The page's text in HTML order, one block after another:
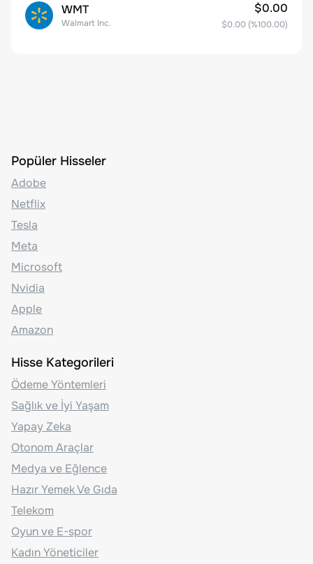
WMT
Walmart Inc.
$0.00
$0.00 (%100.00)
Popüler Hisseler
Adobe
Netflix
Tesla
Meta
Microsoft
Nvidia
Apple
Amazon
Hisse Kategorileri
Ödeme Yöntemleri
Sağlık ve İyi Yaşam
Yapay Zeka
Otonom Araçlar
Medya ve Eğlence
Hazır Yemek Ve Gıda
Telekom
Oyun ve E-spor
Kadın Yöneticiler